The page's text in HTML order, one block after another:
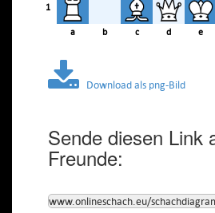
1
a b c d e
Download als png-Bild
Sende diesen Link
Freunde:
www.onlineschach.eu/